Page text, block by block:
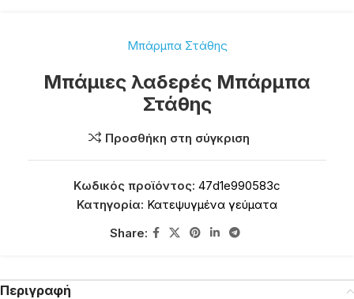
Μπάρμπα Στάθης
Μπάμιες λαδερές Μπάρμπα
Στάθης
Προσθήκη στη σύγκριση
Κωδικός προϊόντος: 47d1e990583c
Κατηγορία: Κατεψυγμένα γεύματα
Share:
Περιγραφή